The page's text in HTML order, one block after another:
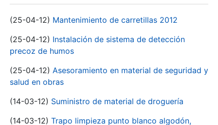
(25-04-12) Mantenimiento de carretillas 2012
(25-04-12) Instalación de sistema de detección
precoz de humos
(25-04-12) Asesoramiento en material de seguridad y
salud en obras
(14-03-12) Suministro de material de droguería
(14-03-12) Trapo limpieza punto blanco algodón,